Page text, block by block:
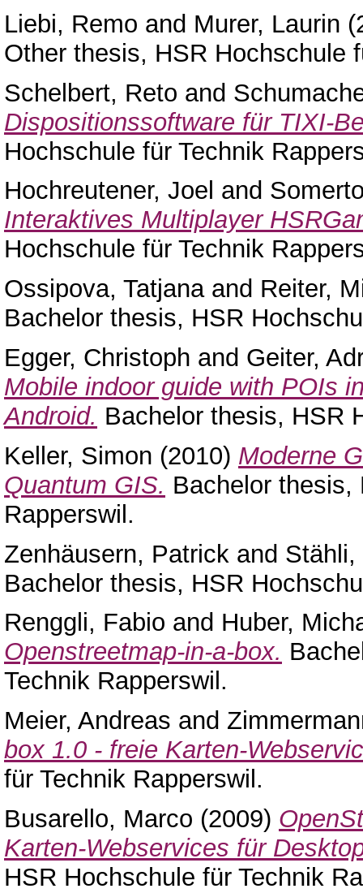
Liebi, Remo and Murer, Laurin
Other thesis, HSR Hochschule
Schelbert, Reto and
Dispositionssoftware für TIXI-
Hochschule für Technik
Hochreutener, Joel and
Interaktives Multiplayer
Hochschule für Technik
Ossipova, Tatjanaand Reiter,
Bachelor thesis, HSR
Egger, Christoph and Geiter,
Mobile indoor guide with POIs
Android. Bachelor thesis, HSR
Keller, Simon (2010) Moderne
Quantum GIS. Bachelor thesis,
Rapperswil.
Zenhäusern, Patrick and Stähli,
Bachelor thesis, HSR
Renggli, Fabio and Huber,
Openstreetmap-in-a-box.
Technik Rapperswil.
Meier, Andreas and
box 1.0 - freie Karten-
für Technik Rapperswil.
Busarello, Marco (2009)
Karten-Webservices für
HSR Hochschule für Technik